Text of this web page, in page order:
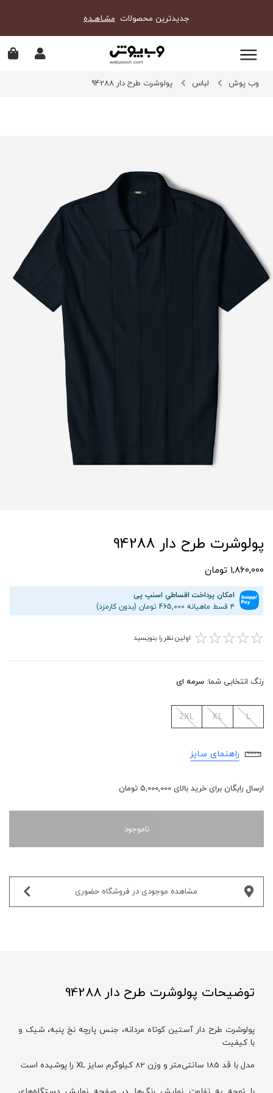
جدیدترین محصولات مشـاهـده
وب پوش لباس پولوشرت طرح دار 94288
پولوشرت طرح دار 94288
1,860,000 تومان
امکان پرداخت اقساطیِ اسنپ پی
۴ قسط ماهیانه 465,000 تومان (بدون کارمزد)
☆
☆
☆
☆
☆ اولین نظر را بنویسید
رنگ انتخابی شما: سرمه ای
L
XL
2XL
راهنمای سایز
ارسال رایگان برای خرید بالای 5,000,000 تومان
ناموجود
مشاهده موجودی در فروشگاه حضوری‌
توضیحات پولوشرت طرح دار 94288
پولوشرت طرح دار آستین کوتاه مردانه، جنس پارچه نخ پنبه، شیک و
با کیفیت
مدل با قد 185 سانتی‌متر و وزن 82 کیلوگرم سایز XL را پوشیده است